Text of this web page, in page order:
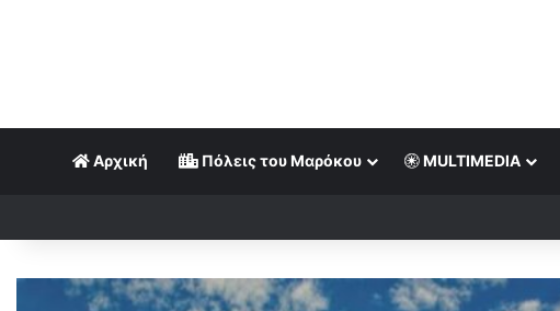
Αρχική Πόλεις του Μαρόκου MULTIMEDIA